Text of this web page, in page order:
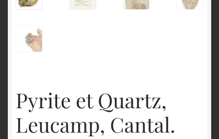
Pyrite et Quartz,
Leucamp, Cantal.